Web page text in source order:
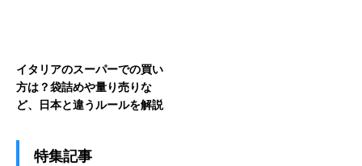
イタリアのスーパーでの買い
方は？袋詰めや量り売りな
ど、日本と違うルールを解説
特集記事